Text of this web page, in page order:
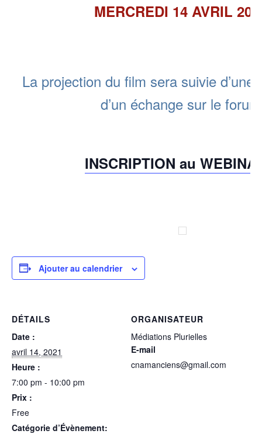
MERCREDI 14 AVRIL
La projection du film sera suivie d’une
d’un échange sur le
INSCRIPTION au
Ajouter au calendrier
DÉTAILS
Date :
avril 14, 2021
Heure :
7:00 pm - 10:00 pm
Prix :
Free
Catégorie d’Évènement:
ORGANISATEUR
Médiations Plurielles
E-mail
cnamanciens@gmail.com